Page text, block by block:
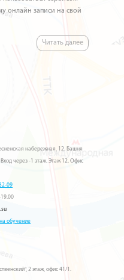
онлайн записи на свой
Читать далее
набережная, 12. Башня
через -1 этаж. Этаж 12. Офис
09
обучение
2 этаж, офис 41/1.